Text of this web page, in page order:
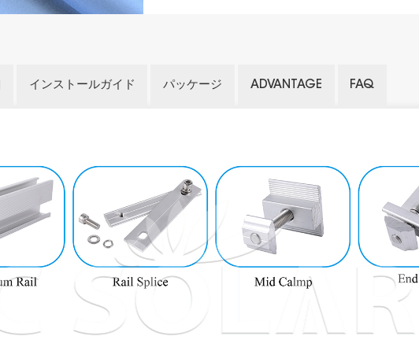
インストールガイド パッケージ ADVANTAGE FAQ